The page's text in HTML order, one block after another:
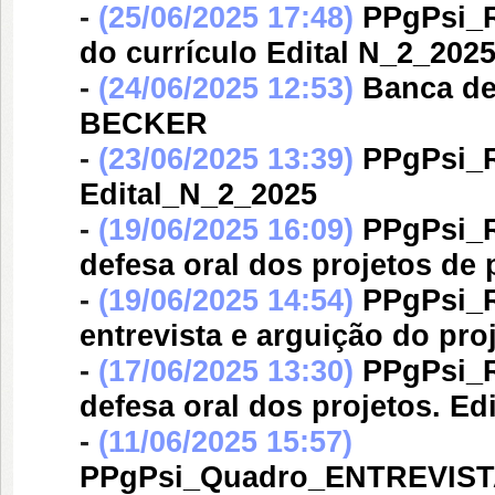
- (25/06/2025 17:48)
do currículo Edital N_2_2025
- (24/06/2025 12:53) Banca
BECKER
- (23/06/2025 13:39)
Edital_N_2_2025
- (19/06/2025 16:09)
defesa oral dos projetos de
- (19/06/2025 14:54)
entrevista e arguição do
- (17/06/2025 13:30)
defesa oral dos projetos.
- (11/06/2025 15:57)